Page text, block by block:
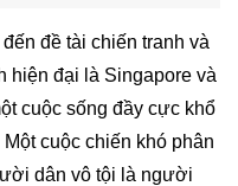
đề tài chiến tranh và
hiện đại là Singapore và
cuộc sống đầy cực khổ
cuộc chiến khó phân
dân vô tội là người